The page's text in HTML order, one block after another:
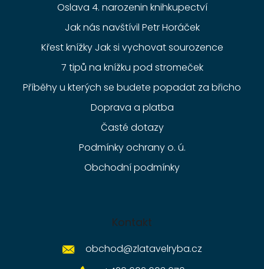
Oslava 4. narozenin knihkupectví
Jak nás navštívil Petr Horáček
Křest knížky Jak si vychovat sourozence
7 tipů na knížku pod stromeček
Příběhy u kterých se budete popadat za břicho
Doprava a platba
Časté dotazy
Podmínky ochrany o. ú.
Obchodní podmínky
Kontakt
obchod@zlatavelryba.cz